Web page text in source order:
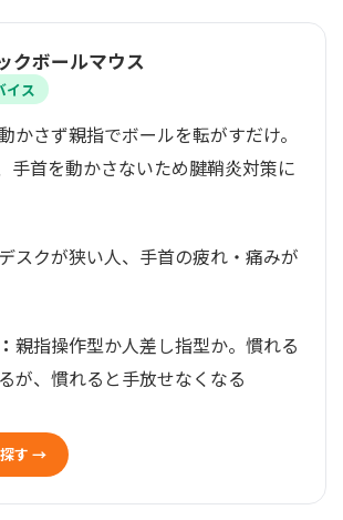
クボールマウス
イス
かさず親指でボールを転がすだけ。
手首を動かさないため腱鞘炎対策に
デスクが狭い人、手首の疲れ・痛みが
親指操作型か人差し指型か。慣れる
が、慣れると手放せなくなる
す →